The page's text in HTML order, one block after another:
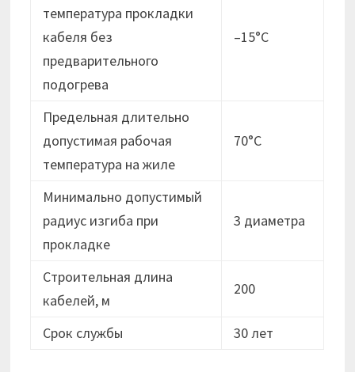
температура прокладки
кабеля без
предварительного
подогрева
–15°C
Предельная длительно
допустимая рабочая
температура на жиле
70°C
Минимально допустимый
радиус изгиба при
прокладке
3 диаметра
Строительная длина
кабелей, м
200
Срок службы 30 лет